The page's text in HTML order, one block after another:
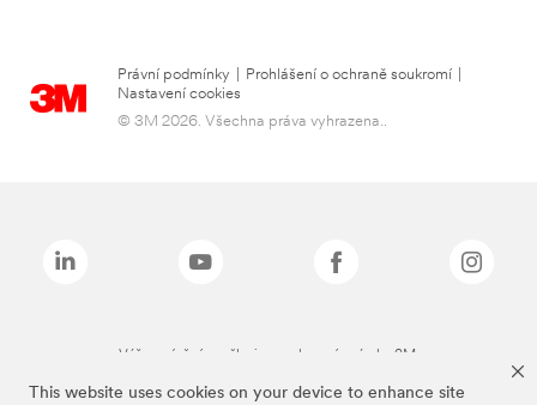
This website uses cookies on your device to enhance site
Právní podmínky Prohlášení o ochraně soukromí
Nastavení cookies
© 3M 2026. Všechna práva vyhrazena..
Výše zmíněné značky jsou ochranné známky 3M.